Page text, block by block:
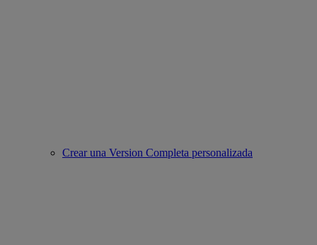
Crear una Version Completa personalizada